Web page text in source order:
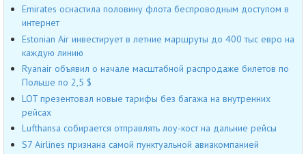
Emirates оснастила половину флота беспроводным доступом в
интернет
Estonian Air инвестирует в летние маршруты до 400 тыс евро на
каждую линию
Ryanair объявил о начале масштабной распродаже билетов по
Польше по 2,5 $
LOT презентовал новые тарифы без багажа на внутренних
рейсах
Lufthansa собирается отправлять лоу-кост на дальние рейсы
S7 Airlines признана самой пунктуальной авиакомпанией